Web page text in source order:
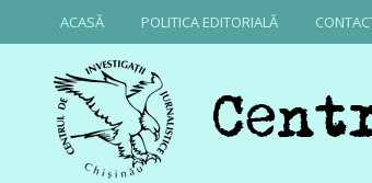
ACASĂ POLITICA EDITORIALĂ